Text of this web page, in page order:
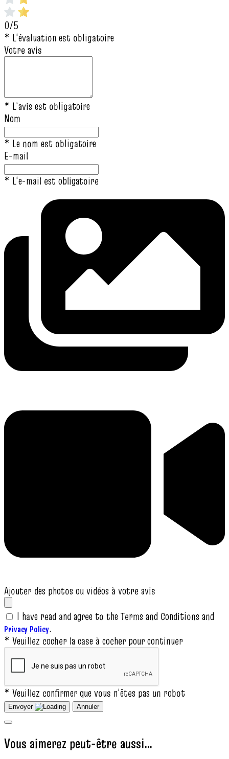
0/5
* L‘évaluation est obligatoire
Votre avis
* L‘avis est obligatoire
Nom
* Le nom est obligatoire
E-mail
* L‘e-mail est obligatoire
Ajouter des photos ou vidéos à votre avis
I have read and agree to the Terms and Conditions and
Privacy Policy.
* Veuillez cocher la case à cocher pour continuer
* Veuillez confirmer que vous n‘êtes pas un robot
Envoyer Annuler
Vous aimerez peut-être aussi…